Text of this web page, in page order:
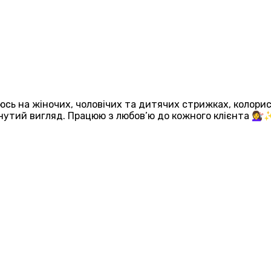
на жіночих, чоловічих та дитячих стрижках,
вигляд. Працюю з любов’ю до кожного клієнта